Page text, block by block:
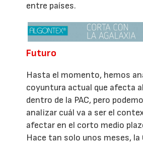
entre países.
Futuro
Hasta el momento, hemos
coyuntura actual que afecta
dentro de la PAC, pero
analizar cuál va a ser el
afectar en el corto medio
Hace tan solo unos meses, la